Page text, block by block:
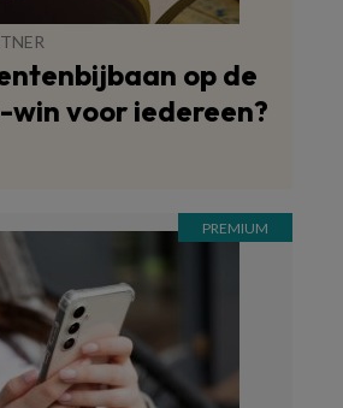
op de
win voor iedereen?